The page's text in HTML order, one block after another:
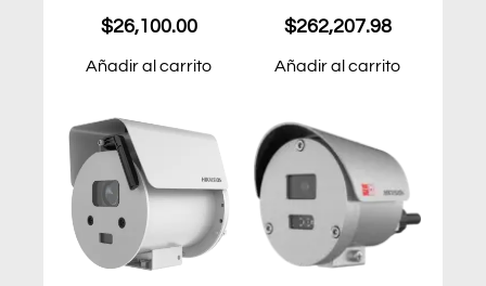
$26,100.00
Añadir al carrito
$262,207.98
Añadir al carrito